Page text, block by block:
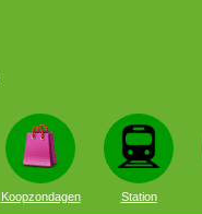
Koopzondagen Station